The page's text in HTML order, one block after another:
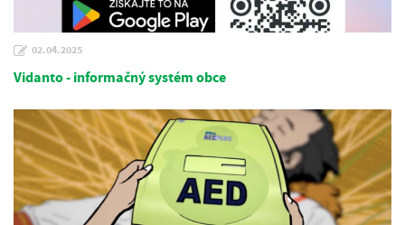
02.04.2025
Vidanto - informačný systém obce